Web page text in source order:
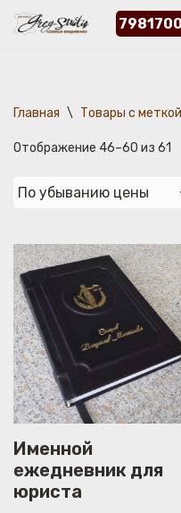
Главная \ Товары с
Отображение 46–60 из 61
Именной
ежедневник для
юриста